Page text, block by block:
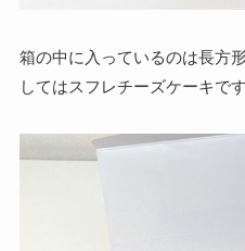
箱の中に入っているのは長方
してはスフレチーズケーキです